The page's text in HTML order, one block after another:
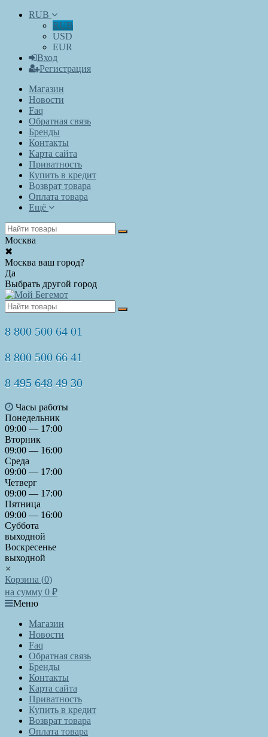
RUB
RUB
USD
EUR
Вход
Регистрация
Магазин
Новости
Faq
Обратная связь
Бренды
Контакты
Карта сайта
Приватность
Купить в кредит
Возврат товара
Оплата товара
Ещё
Москва
✖
Москва ваш город?
Да
Выбрать другой город
8 800 500 64 01
8 800 500 66 41
8 495 648 49 30
Часы работы
Понедельник
09:00 — 17:00
Вторник
09:00 — 16:00
Среда
09:00 — 17:00
Четверг
09:00 — 17:00
Пятница
09:00 — 16:00
Суббота
выходной
Воскресенье
выходной
×
Корзина (0)
на сумму 0 ₽
Меню
Магазин
Новости
Faq
Обратная связь
Бренды
Контакты
Карта сайта
Приватность
Купить в кредит
Возврат товара
Оплата товара